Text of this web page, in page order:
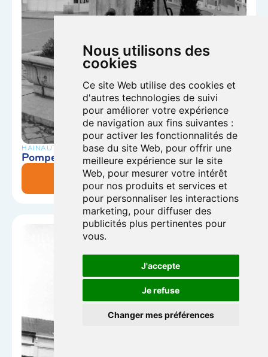
Nous utilisons des
cookies
Ce site Web utilise des cookies et
d'autres technologies de suivi
pour améliorer votre expérience
de navigation aux fins suivantes :
pour activer les fonctionnalités de
base du site Web, pour offrir une
meilleure expérience sur le site
Web, pour mesurer votre intérêt
pour nos produits et services et
pour personnaliser les interactions
marketing, pour diffuser des
publicités plus pertinentes pour
vous.
J'accepte
Je refuse
Changer mes préférences
HAINAUT
Pompe du Vieux Marché
En savoir plus